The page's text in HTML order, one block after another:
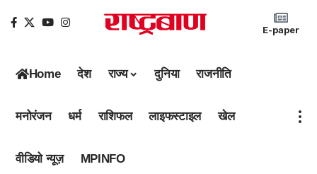
E-paper
Home देश राज्य दुनिया राजनीति
मनोरंजन धर्म राशिफल लाइफस्टाइल खेल
वीडियो न्यूज़ MPINFO